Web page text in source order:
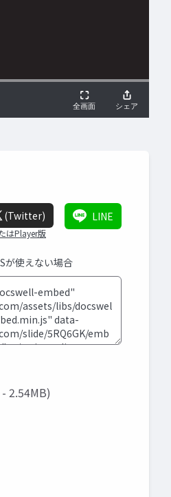
(Twitter)
はPlayer版
LINE
が使えない場合
2.54MB)